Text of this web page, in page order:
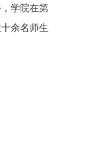
学院在第
余名师生